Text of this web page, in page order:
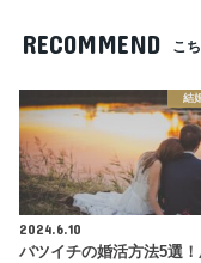
RECOMMEND こ
結
2024.6.10
バツイチの婚活方法5選！